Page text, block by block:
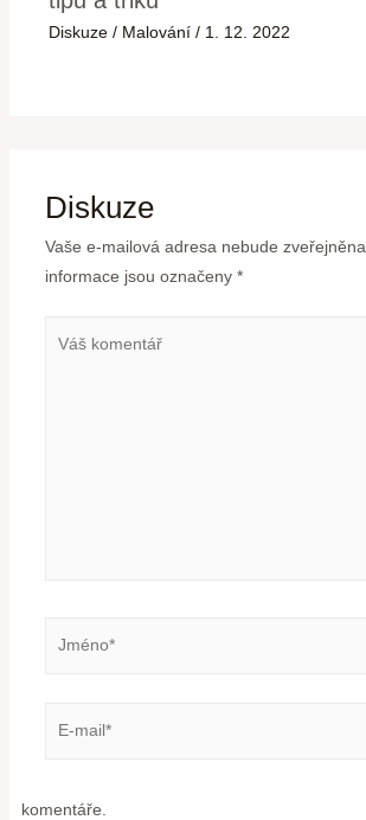
Diskuze / Malování / 1. 12. 2022
Diskuze
Vaše e-mailová adresa nebude zveřejněna.
informace jsou označeny *
komentáře.